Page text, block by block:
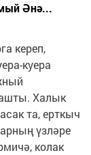
Әнә...
кереп,
куера
Халык
та, ерткыч
үзләре
колак